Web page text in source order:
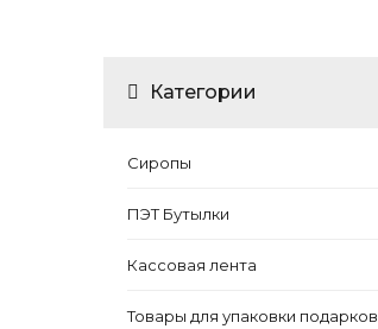
Категории
Сиропы
ПЭТ Бутылки
Кассовая лента
Товары для упаковки подарков